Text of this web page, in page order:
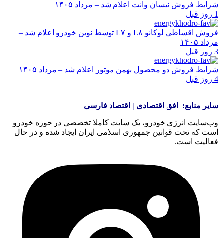
شرایط فروش نیسان وانت اعلام شد – مرداد ۱۴۰۵
1 روز قبل
فروش اقساطی لوکانو L۸ و L۷ توسط نوین خودرو اعلام شد –
مرداد ۱۴۰۵
3 روز قبل
شرایط فروش دو محصول بهمن موتور اعلام شد – مرداد ۱۴۰۵
4 روز قبل
سایر منابع: افق اقتصادی | اقتصاد فارسی
وب‌سایت انرژی خودرو، یک سایت کاملا تخصصی در حوزه خودرو
است که تحت قوانین جمهوری اسلامی ایران ایجاد شده و در حال
فعالیت است.